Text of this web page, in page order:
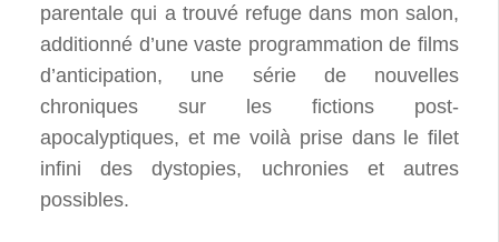
parentale qui a trouvé refuge dans mon salon,
additionné d’une vaste programmation de films
d’anticipation, une série de nouvelles
chroniques sur les fictions post-
apocalyptiques, et me voilà prise dans le filet
infini des dystopies, uchronies et autres
possibles.